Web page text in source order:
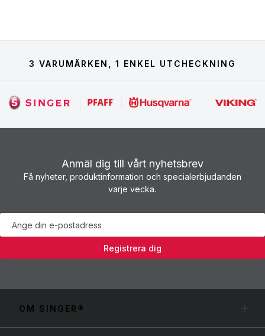
3 VARUMÄRKEN, 1 ENKEL UTCHECKNING
Anmäl dig till vårt nyhetsbrev
Få nyheter, produktinformation och specialerbjudanden
varje vecka.
Nyhetsbrev
Registrera dig
OM SINGER®